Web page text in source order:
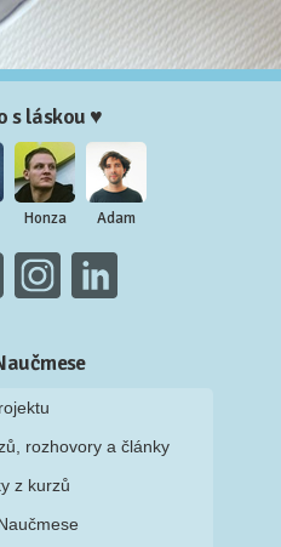
s láskou ♥
Honza Adam
rozhovory a články
z kurzů